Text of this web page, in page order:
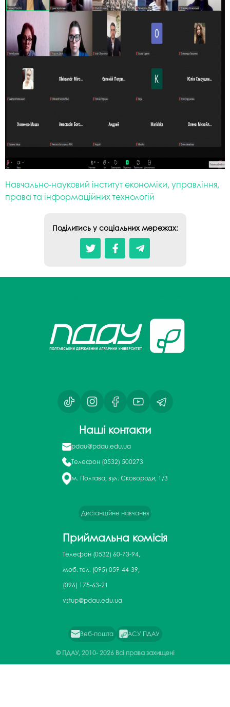
Навчально-науковий інститут економіки, управління,
права та інформаційних технологій
Поділитись у соціальних мережах:
Наші контакти
pdau@pdau.edu.ua
Телефон (0532) 500273
м. Полтава, вул. Сковороди, 1/3
Дистанційне навчання
Приймальна комісія
Телефон (0532) 60-73-94,
моб. тел. (095) 059-44-39,
(096) 175-63-21
vstup@pdau.edu.ua
Веб-пошта АСУ ПДАУ
© ПДАУ, 2010-2026 Всі права захищені